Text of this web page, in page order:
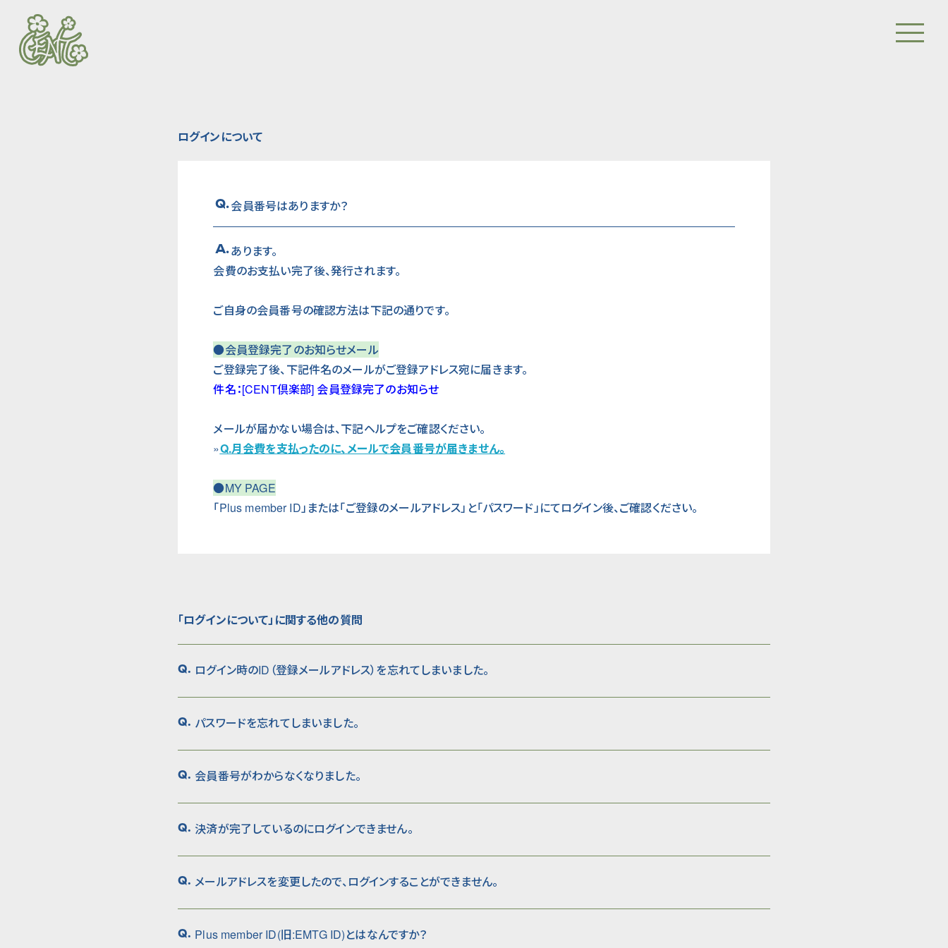
ログインについて
Q.会員番号はありますか？
A.あります。
会費のお支払い完了後、発行されます。
ご自身の会員番号の確認方法は下記の通りです。
●会員登録完了のお知らせメール
ご登録完了後、下記件名のメールがご登録アドレス宛に届きます。
件名：[CENT倶楽部] 会員登録完了のお知らせ
メールが届かない場合は、下記ヘルプをご確認ください。
»Q.月会費を支払ったのに、メールで会員番号が届きません。
●MY PAGE
「Plus member ID」または「ご登録のメールアドレス」と「パスワード」にてログイン後、ご確認ください。
「ログインについて」に関する他の質問
Q. ログイン時のID（登録メールアドレス）を忘れてしまいました。
Q. パスワードを忘れてしまいました。
Q. 会員番号がわからなくなりました。
Q. 決済が完了しているのにログインできません。
Q. メールアドレスを変更したので、ログインすることができません。
Q. Plus member ID(旧:EMTG ID)とはなんですか？